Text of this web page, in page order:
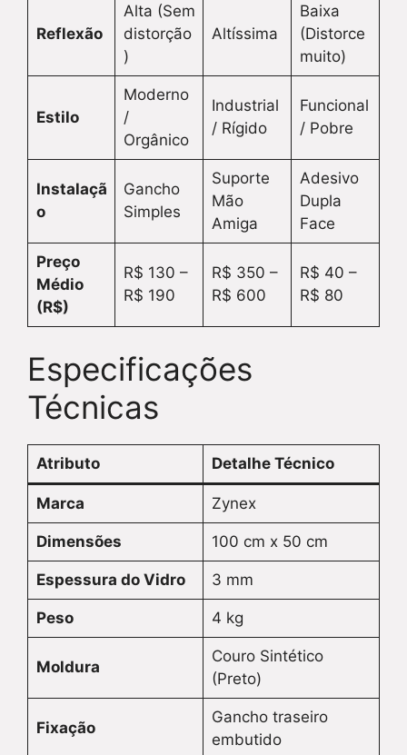
Reflexão
Alta (Sem
distorção
)
Altíssima
Baixa
(Distorce
muito)
Estilo
Moderno
/
Orgânico
Industrial
/ Rígido
Funcional
/ Pobre
Instalaçã
o
Gancho
Simples
Suporte
Mão
Amiga
Adesivo
Dupla
Face
Preço
Médio
(R$)
R$ 130 –
R$ 190
R$ 350 –
R$ 600
R$ 40 –
R$ 80
Especificações
Técnicas
Atributo Detalhe Técnico
Marca Zynex
Dimensões 100 cm x 50 cm
Espessura do Vidro 3 mm
Peso 4 kg
Moldura
Couro Sintético
(Preto)
Fixação
Gancho traseiro
embutido